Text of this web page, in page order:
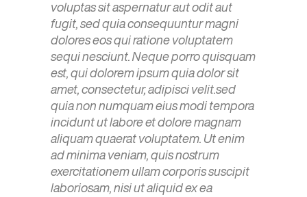
voluptas sit aspernatur aut odit aut
fugit, sed quia consequuntur magni
dolores eos qui ratione voluptatem
sequi nesciunt. Neque porro quisquam
est, qui dolorem ipsum quia dolor sit
amet, consectetur, adipisci velit.sed
quia non numquam eius modi tempora
incidunt ut labore et dolore magnam
aliquam quaerat voluptatem. Ut enim
ad minima veniam, quis nostrum
exercitationem ullam corporis suscipit
laboriosam, nisi ut aliquid ex ea